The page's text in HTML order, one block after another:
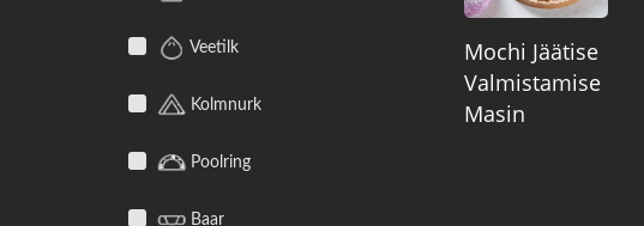
Veetilk
Kolmnurk
Poolring
Baar
Mochi Jäätise
Valmistamise
Masin